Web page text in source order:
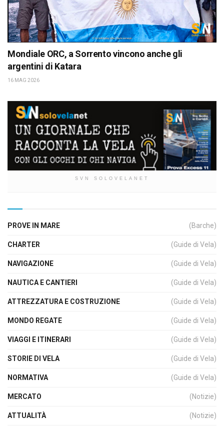
Mondiale ORC, a Sorrento vincono anche gli
argentini di Katara
16 MAG 2026
SVN SOLOVELANET
PROVE IN MARE (Barche)
CHARTER (Guide di Vela)
NAVIGAZIONE (Guide di Vela)
NAUTICA E CANTIERI (Guide di Vela)
ATTREZZATURA E COSTRUZIONE (Guide di Vela)
MONDO REGATE (Guide di Vela)
VIAGGI E ITINERARI (Guide di Vela)
STORIE DI VELA (Guide di Vela)
NORMATIVA (Guide di Vela)
MERCATO (Notizie)
ATTUALITÀ (Notizie)